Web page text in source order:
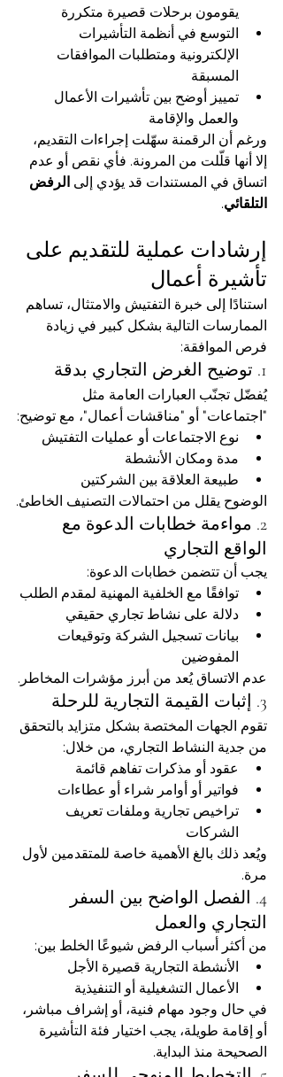
يقومون برحلات قصيرة متكررة
التوسع في أنظمة التأشيرات
الإلكترونية ومتطلبات الموافقات
المسبقة
تمييز أوضح بين تأشيرات الأعمال
والعمل والإقامة
ورغم أن الرقمنة سهّلت إجراءات التقديم،
إلا أنها قلّلت من المرونة. فأي نقص أو عدم
اتساق في المستندات قد يؤدي إلى الرفض
التلقائي.
إرشادات عملية للتقديم على
تأشيرة أعمال
استنادًا إلى خبرة التفتيش والامتثال، تساهم
الممارسات التالية بشكل كبير في زيادة
فرص الموافقة:
1. توضيح الغرض التجاري بدقة
يُفضّل تجنّب العبارات العامة مثل
"اجتماعات" أو "مناقشات أعمال"، مع توضيح:
نوع الاجتماعات أو عمليات التفتيش
مدة ومكان الأنشطة
طبيعة العلاقة بين الشركتين
الوضوح يقلل من احتمالات التصنيف الخاطئ.
2. مواءمة خطابات الدعوة مع
الواقع التجاري
يجب أن تتضمن خطابات الدعوة:
توافقًا مع الخلفية المهنية لمقدم الطلب
دلالة على نشاط تجاري حقيقي
بيانات تسجيل الشركة وتوقيعات
المفوضين
عدم الاتساق يُعد من أبرز مؤشرات المخاطر.
3. إثبات القيمة التجارية للرحلة
تقوم الجهات المختصة بشكل متزايد بالتحقق
من جدية النشاط التجاري، من خلال:
عقود أو مذكرات تفاهم قائمة
فواتير أو أوامر شراء أو عطاءات
تراخيص تجارية وملفات تعريف
الشركات
ويُعد ذلك بالغ الأهمية خاصة للمتقدمين لأول
مرة.
4. الفصل الواضح بين السفر
التجاري والعمل
من أكثر أسباب الرفض شيوعًا الخلط بين:
الأنشطة التجارية قصيرة الأجل
الأعمال التشغيلية أو التنفيذية
في حال وجود مهام فنية، أو إشراف مباشر،
أو إقامة طويلة، يجب اختيار فئة التأشيرة
الصحيحة منذ البداية.